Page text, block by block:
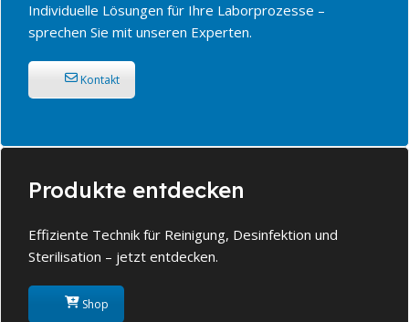
Individuelle Lösungen für Ihre Laborprozesse –
sprechen Sie mit unseren Experten.
Kontakt
Produkte entdecken
Effiziente Technik für Reinigung, Desinfektion und
Sterilisation – jetzt entdecken.
Shop